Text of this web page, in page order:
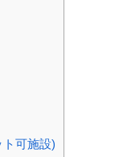
可施設)